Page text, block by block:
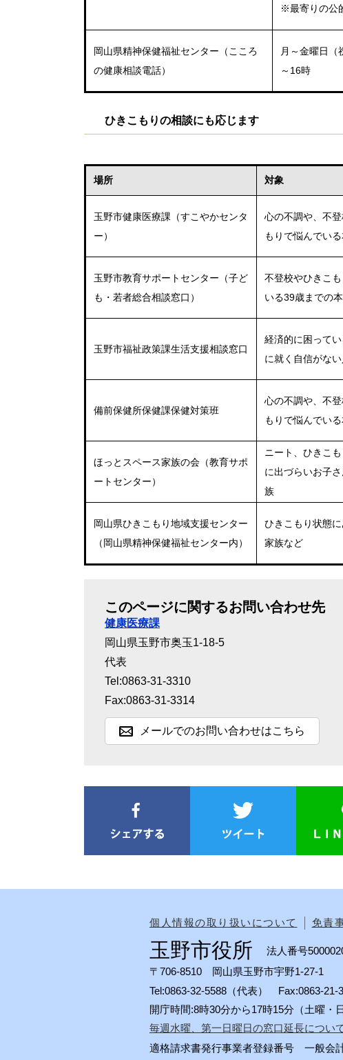
※最寄りの公
岡山県精神保健福祉センター（こころ
の健康相談電話）
月～金曜日（
～16時
ひきこもりの相談にも応じます
場所 対象
玉野市健康医療課（すこやかセンタ
ー）
心の不調や、不登
もりで悩んでい
玉野市教育サポートセンター（子ど
も・若者総合相談窓口）
不登校やひきこ
いる39歳までの
玉野市福祉政策課生活支援相談窓口
経済的に困って
に就く自信がな
備前保健所保健課保健対策班
心の不調や、不登
もりで悩んでい
ほっとスペース家族の会（教育サポ
ートセンター）
ニート、ひきこ
に出づらいお子
族
岡山県ひきこもり地域支援センター
（岡山県精神保健福祉センター内）
ひきこもり状態
家族など
このページに関するお問い合わせ先
健康医療課
岡山県玉野市奥玉1-18-5
代表
Tel:0863-31-3310
Fax:0863-31-3314
メールでのお問い合わせはこちら
個人情報の取り扱いについて 免責
玉野市役所
法人番号
〒706-8510 岡山県玉野市宇野1-27-1
Tel:0863-32-5588（代表） Fax:0863-21-
開庁時間:8時30分から17時15分（土曜・
毎週水曜、第一日曜日の窓口延長につい
適格請求書発行事業者登録番号 一般会